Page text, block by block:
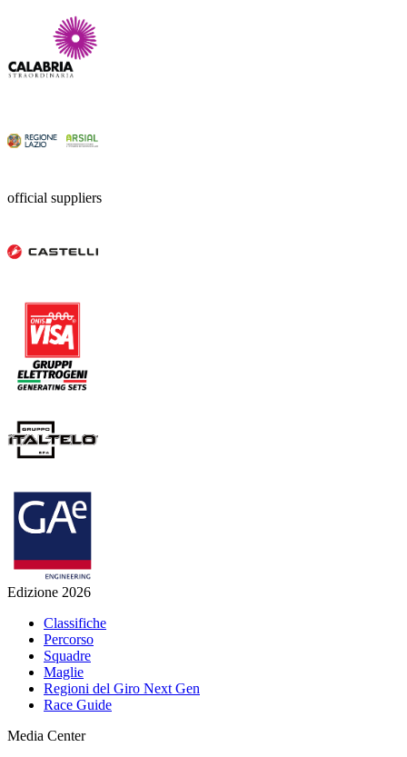
official suppliers
Edizione 2026
Classifiche
Percorso
Squadre
Maglie
Regioni del Giro Next Gen
Race Guide
Media Center